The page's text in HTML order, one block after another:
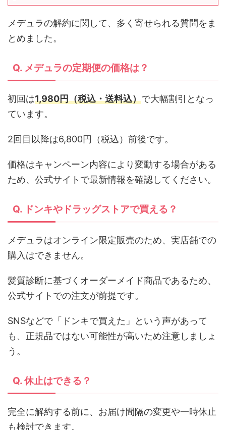
メデュラの解約に関して、多く寄せられる質問をま
とめました。
Q. メデュラの定期便の価格は？
初回は1,980円（税込・送料込）で大幅割引となっ
ています。
2回目以降は6,800円（税込）前後です。
価格はキャンペーン内容により変動する場合がある
ため、公式サイトで最新情報を確認してください。
Q. ドンキやドラッグストアで買える？
メデュラはオンライン限定販売のため、実店舗での
購入はできません。
髪質診断に基づくオーダーメイド商品であるため、
公式サイトでの注文が前提です。
SNSなどで「ドンキで買えた」という声があって
も、正規品ではない可能性が高いため注意しましょ
う。
Q. 休止はできる？
完全に解約する前に、お届け間隔の変更や一時休止
も検討できます。